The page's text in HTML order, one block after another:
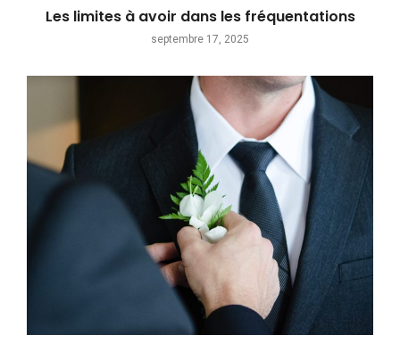
Les limites à avoir dans les fréquentations
septembre 17, 2025